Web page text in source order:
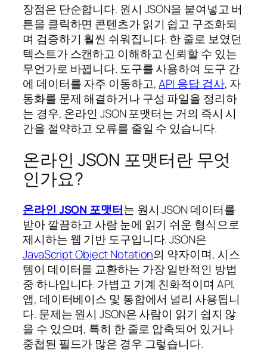
장점은 단순합니다. 원시 JSON을 붙여넣고 버
튼을 클릭하면 콘텐츠가 읽기 쉽고 구조화되
며 검증하기 훨씬 쉬워집니다. 한 줄로 보였던
텍스트가 스캔하고 이해하고 신뢰할 수 있는
무언가로 바뀝니다. 도구를 사용하여 도구 간
에 데이터를 자주 이동하고,API 응답 검사, 자
동화를 문제 해결하거나 구성 파일을 정리하
는 경우, 온라인 JSON 포맷터는 거의 즉시 시
간을 절약하고 오류를 줄일 수 있습니다.
온라인 JSON 포맷터란 무엇
인가요?
온라인 JSON 포맷터는 원시 JSON 데이터를
받아 깔끔하고 사람 눈에 읽기 쉬운 형식으로
제시하는 웹 기반 도구입니다. JSON은
JavaScript Object Notation의 약자이며, 시스
템이 데이터를 교환하는 가장 일반적인 방법
중 하나입니다. 가볍고 기계 친화적이며 API,
앱, 데이터베이스 및 통합에서 널리 사용됩니
다. 문제는 원시 JSON은 사람이 읽기 쉽지 않
을 수 있으며, 특히 한 줄로 압축되어 있거나
중첩된 필드가 많은 경우 그렇습니다.